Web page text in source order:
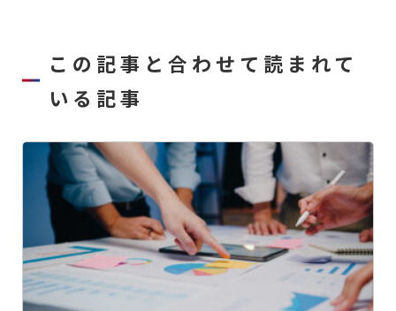
この記事と合わせて読まれて
いる記事